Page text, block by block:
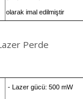
olarak imal edilmiştir
Perde
- Lazer gücü: 500 mW